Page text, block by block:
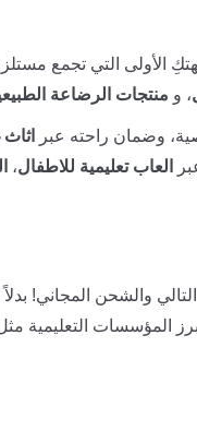
الأولى التي تجمع
، و منتجات الرضاعة
وضمان راحته عبر
العاب تعليمية للاطفال،
والشحن المجاني!
المؤسسات التعليمية